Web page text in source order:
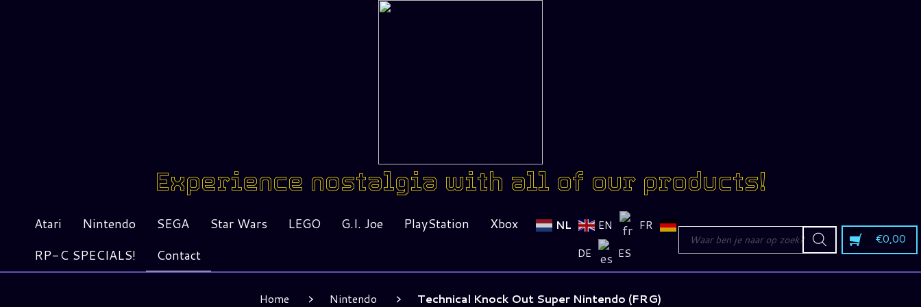
Experience nostalgia with all of our products!
Atari Nintendo SEGA Star Wars LEGO G.I. Joe PlayStation
Xbox
RP-C SPECIALS!
Contact
NL EN
FR
DE
ES
Producten
zoeken €0,00
Home Nintendo Technical Knock Out Super Nintendo (FRG)